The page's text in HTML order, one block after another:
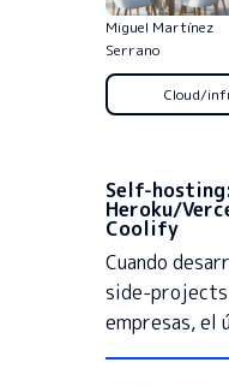
Miguel Martínez
Serrano
Cloud/
Self-
Heroku/
Coolify
Cuando
side-projects
empresas, el